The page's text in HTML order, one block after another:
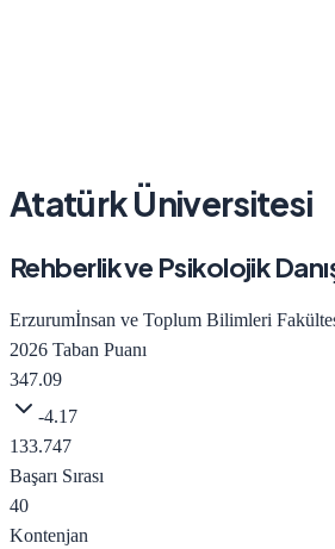
Atatürk Üniversitesi
Rehberlik ve Psikolojik
Erzurumİnsan ve Toplum Bilimleri
2026 Taban Puanı
347.09
-4.17
133.747
Başarı Sırası
40
Kontenjan